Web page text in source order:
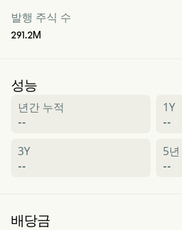
발행 주식 수
291.2M
성능
년간 누적
--
1Y
--
3Y
--
5년
--
배당금